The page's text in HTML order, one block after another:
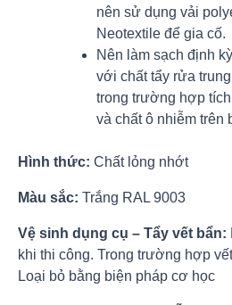
nên sử dụng vải
Neotextile để gia cố.
Nên làm sạch định
với chất tẩy rửa
trong trường hợp
và chất ô nhiễm trên
Hình thức: Chất lỏng nhớt
Màu sắc: Trắng RAL 9003
Vệ sinh dụng cụ – Tẩy vết bẩn:
khi thi công. Trong trường hợp
Loại bỏ bằng biện pháp cơ học